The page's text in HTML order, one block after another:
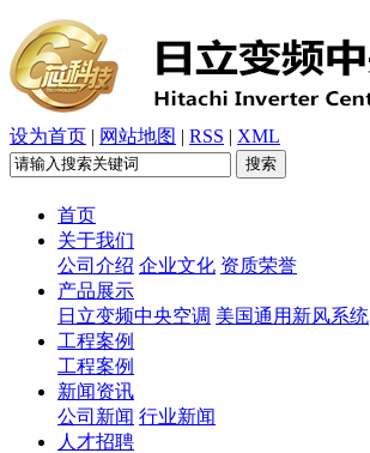
设为首页 | 网站地图 | RSS | XML
首页
关于我们
公司介绍 企业文化 资质荣誉
产品展示
日立变频中央空调 美国通用新风系统
工程案例
工程案例
新闻资讯
公司新闻 行业新闻
人才招聘